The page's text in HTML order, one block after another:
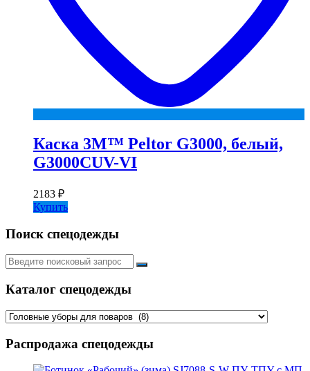
Каска 3М™ Peltor G3000, белый,
G3000CUV-VI
2183 ₽
Купить
Поиск спецодежды
Искать:
Каталог спецодежды
Распродажа спецодежды